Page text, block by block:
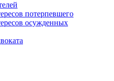
потерпевшего
осужденных